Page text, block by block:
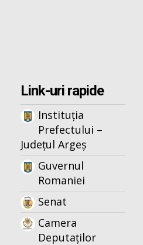
Link-uri rapide
Instituția
Prefectului –
Județul Argeș
Guvernul
Romaniei
Senat
Camera
Deputaților